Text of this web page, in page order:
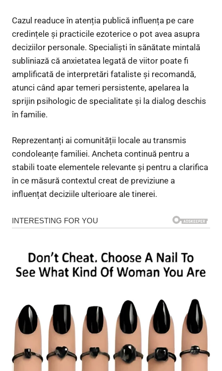
Cazul readuce în atenția publică influența pe care
credințele și practicile ezoterice o pot avea asupra
deciziilor personale. Specialiști în sănătate mintală
subliniază că anxietatea legată de viitor poate fi
amplificată de interpretări fataliste și recomandă,
atunci când apar temeri persistente, apelarea la
sprijin psihologic de specialitate și la dialog deschis
în familie.
Reprezentanți ai comunității locale au transmis
condoleanțe familiei. Ancheta continuă pentru a
stabili toate elementele relevante și pentru a clarifica
în ce măsură contextul creat de previziune a
influențat deciziile ulterioare ale tinerei.